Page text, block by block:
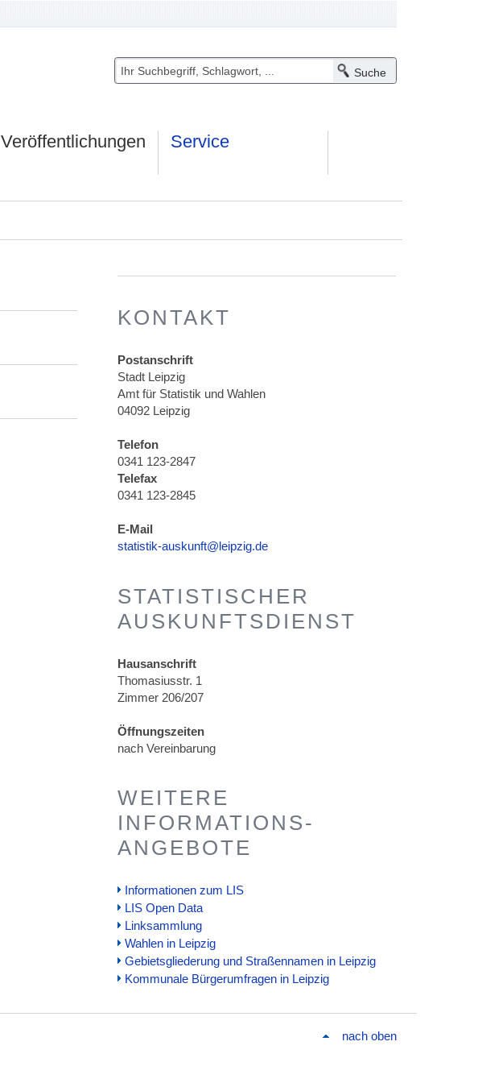
Veröffentlichungen Service
KONTAKT
Postanschrift
Stadt Leipzig
Amt für Statistik und Wahlen
04092 Leipzig
Telefon
0341 123-2847
Telefax
0341 123-2845
E-Mail
statistik-auskunft@leipzig.de
STATISTISCHER
AUSKUNFTSDIENST
Hausanschrift
Thomasiusstr. 1
Zimmer 206/207
Öffnungszeiten
nach Vereinbarung
WEITERE
INFORMATIONS-
ANGEBOTE
Informationen zum LIS
LIS Open Data
Linksammlung
Wahlen in Leipzig
Gebietsgliederung und Straßennamen in Leipzig
Kommunale Bürgerumfragen in Leipzig
nach oben